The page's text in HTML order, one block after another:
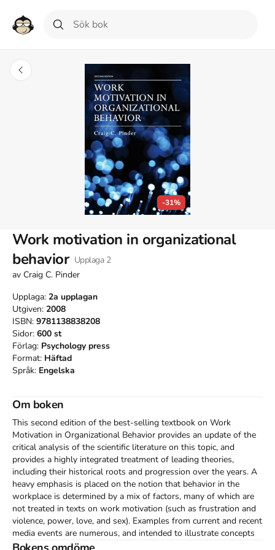
-31%
Work motivation in organizational
behavior Upplaga 2
av Craig C. Pinder
Upplaga: 2a upplagan
Utgiven: 2008
ISBN: 9781138838208
Sidor: 600 st
Förlag: Psychology press
Format: Häftad
Språk: Engelska
Om boken
This second edition of the best-selling textbook on Work
Motivation in Organizational Behavior provides an update of the
critical analysis of the scientific literature on this topic, and
provides a highly integrated treatment of leading theories,
including their historical roots and progression over the years. A
heavy emphasis is placed on the notion that behavior in the
workplace is determined by a mix of factors, many of which are
not treated in texts on work motivation (such as frustration and
violence, power, love, and sex). Examples from current and recent
media events are numerous, and intended to illustrate concepts
and issues related to work motivation, emotion, attitudes, and